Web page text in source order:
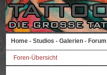
Home - Studios - Galerien - Forum
Foren-Übersicht